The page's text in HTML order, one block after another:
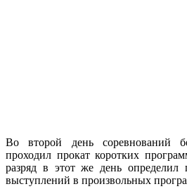
Во второй день соревнований
проходил прокат коротких
разряд в этот же день определил
выступлений в произвольных